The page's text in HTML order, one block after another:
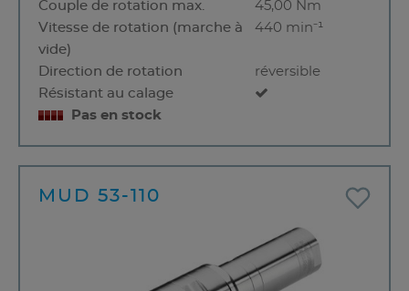
Couple de rotation max.
45,00 Nm
Vitesse de rotation (marche à
vide)
440 min⁻¹
Direction de rotation
réversible
Résistant au calage
Pas en stock
MUD 53-110